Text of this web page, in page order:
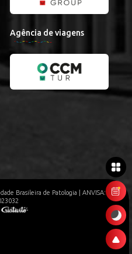
Agência de viagens
Brasileira de Patologia | ANVISA: